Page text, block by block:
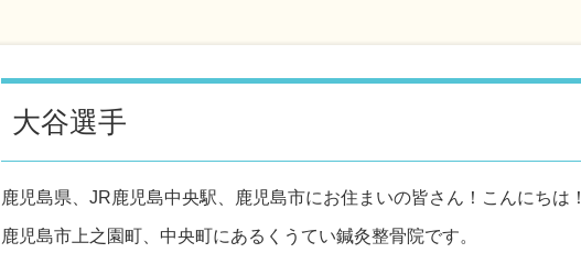
大谷選手
鹿児島県、JR鹿児島中央駅、鹿児島市にお住まいの皆さん！こんにちは！
鹿児島市上之園町、中央町にあるくうてい鍼灸整骨院です。